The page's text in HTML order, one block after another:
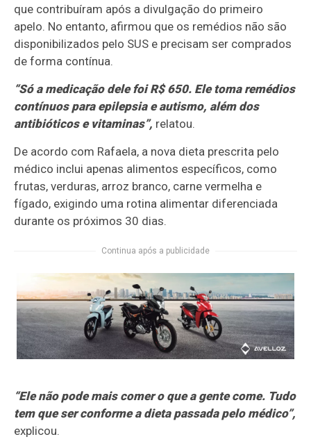
que contribuíram após a divulgação do primeiro
apelo. No entanto, afirmou que os remédios não são
disponibilizados pelo SUS e precisam ser comprados
de forma contínua.
“Só a medicação dele foi R$ 650. Ele toma remédios
contínuos para epilepsia e autismo, além dos
antibióticos e vitaminas”, relatou.
De acordo com Rafaela, a nova dieta prescrita pelo
médico inclui apenas alimentos específicos, como
frutas, verduras, arroz branco, carne vermelha e
fígado, exigindo uma rotina alimentar diferenciada
durante os próximos 30 dias.
Continua após a publicidade
“Ele não pode mais comer o que a gente come. Tudo
tem que ser conforme a dieta passada pelo médico”,
explicou.